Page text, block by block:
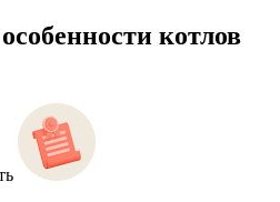
котлов